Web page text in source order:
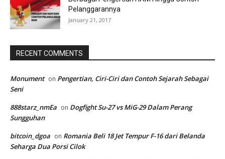
Pelanggarannya
January 21, 2017
RECENT COMMENTS
Monument on Pengertian, Ciri-Ciri dan Contoh Sejarah Sebagai
Seni
888starz_nmEa on Dogfight Su-27 vs MiG-29 Dalam Perang
Sungguhan
bitcoin_dgoa on Romania Beli 18 Jet Tempur F-16 dari Belanda
Seharga Dua Porsi Cilok